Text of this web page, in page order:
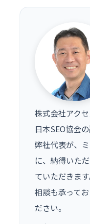
株式会社アク
日本SEO協会
弊社代表が、
に、納得いた
ていただきま
相談も承って
ださい。